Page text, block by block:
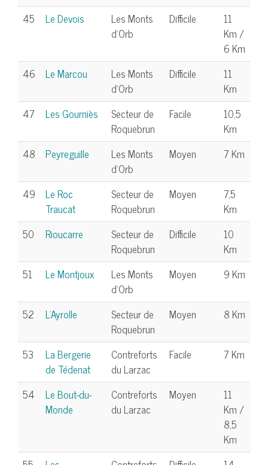
45 Le Devois
Les Monts
d'Orb
Difficile
11
Km /
6 Km
46
Le Marcou
Les Monts
d'Orb
Difficile
11
Km
47
Les Gourniès
Secteur de
Roquebrun
Facile
10,5
Km
48
Peyreguille
Les Monts
d'Orb
Moyen 7 Km
49
Le Roc
Traucat
Secteur de
Roquebrun
Moyen
7,5
Km
50
Rioucarre
Secteur de
Roquebrun
Difficile
10
Km
51
Le Montjoux
Les Monts
d'Orb
Moyen 9 Km
52 L'Ayrolle
Secteur de
Roquebrun
Moyen 8 Km
53
La Bergerie
de Tédenat
Contreforts
du Larzac
Facile 7 Km
54
Le Bout-du-
Monde
Contreforts
du Larzac
Moyen
11
Km /
8,5
Km